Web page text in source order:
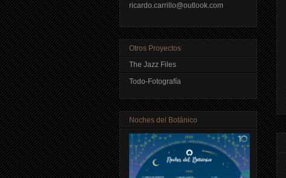
ricardo.carrillo@outlook.com
Otros Proyectos
The Jazz Files
Todo-Fotografía
Noches del Botánico